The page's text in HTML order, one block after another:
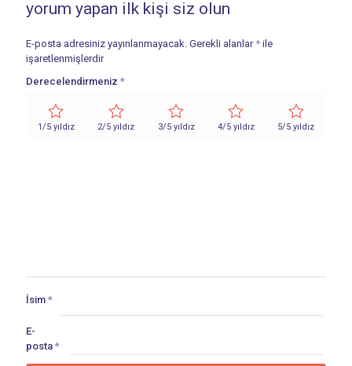
yorum yapan ilk kişi siz olun
E-posta adresiniz yayınlanmayacak. Gerekli alanlar * ile
işaretlenmişlerdir
Derecelendirmeniz *
1/5 yıldız 2/5 yıldız 3/5 yıldız 4/5 yıldız 5/5 yıldız
İsim *
E-
posta *